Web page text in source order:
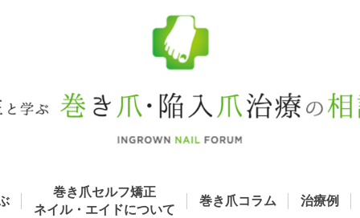
巻き爪セルフ矯正
ネイル・エイドについて
巻き爪コラム 治療例